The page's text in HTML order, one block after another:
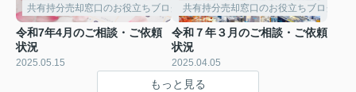
共有持分売却窓口のお役立ちブログ
令和7年4月のご相談・ご依頼
状況
2025.05.15
共有持分売却窓口のお役立ちブログ
令和７年３月のご相談・ご依頼
状況
2025.04.05
もっと見る